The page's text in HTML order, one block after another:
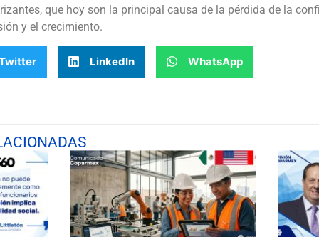
que hoy son la principal causa de la pérdida de la
y el crecimiento.
LinkedIn WhatsApp